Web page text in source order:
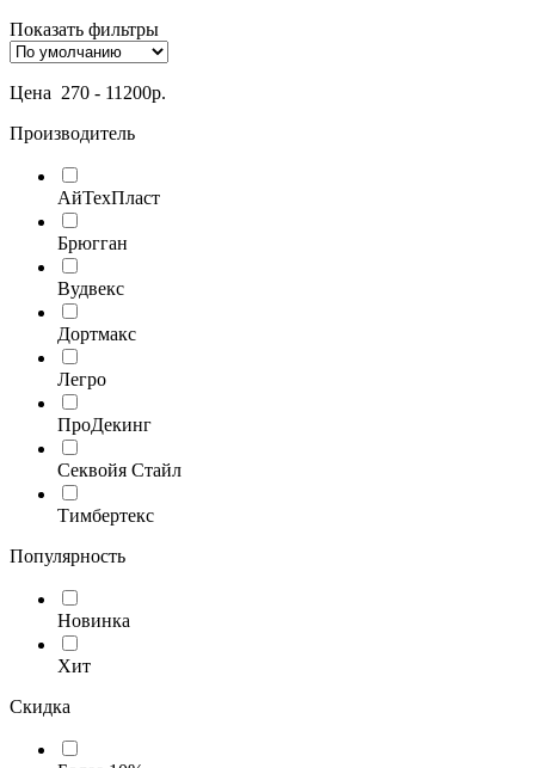
Показать фильтры
Цена 270 - 11200р.
Производитель
АйТехПласт
Брюгган
Вудвекс
Дортмакс
Легро
ПроДекинг
Секвойя Стайл
Тимбертекс
Популярность
Новинка
Хит
Скидка